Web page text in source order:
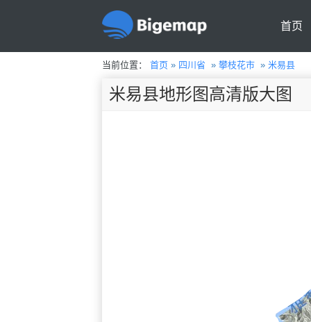
首页
当前位置： 首页» 四川省 » 攀枝花市» 米易县
米易县地形图高清版大图